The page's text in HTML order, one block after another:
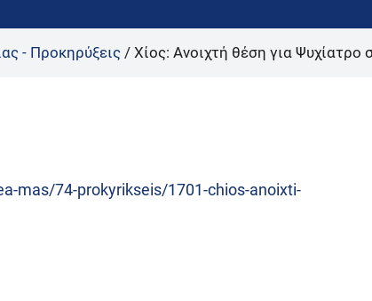
- Προκηρύξεις / Χίος: Ανοιχτή θέση για
mas/74-prokyrikseis/1701-chios-anoixti-